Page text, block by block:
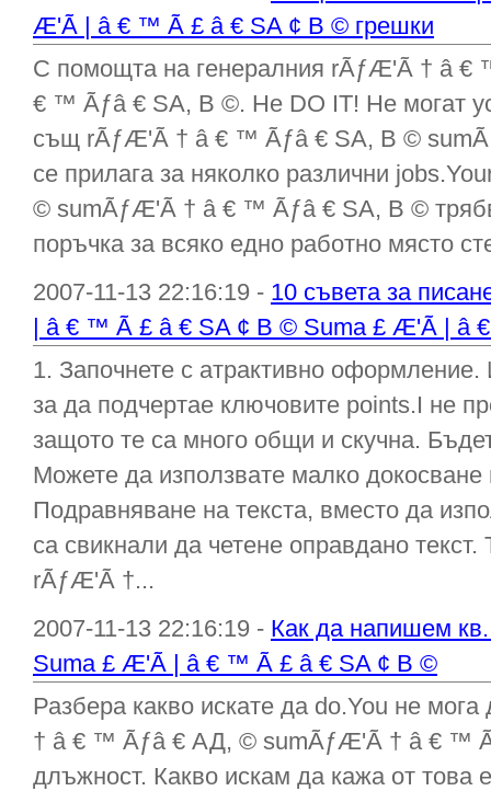
Æ'Ã | â € ™ Ã £ â € SA ¢ В © грешки
С помощта на генералния rÃƒÆ'Ã † â
€ ™ Ãƒâ € SA, В ©. Не DO IT! Не могат
същ rÃƒÆ'Ã † â € ™ Ãƒâ € SA, В ©
се прилага за няколко различни
© sumÃƒÆ'Ã † â € ™ Ãƒâ € SA, В ©
поръчка за всяко едно работно място
2007-11-13 22:16:19 - 10 съвета за
| â € ™ Ã £ â € SA ¢ В © Suma £ Æ'Ã | â
1. Започнете с атрактивно оформление.
за да подчертае ключовите points.I не
защото те са много общи и скучна.
Можете да използвате малко докосване
Подравняване на текста, вместо да
са свикнали да четене оправдано
rÃƒÆ'Ã †...
2007-11-13 22:16:19 - Как да напишем
Suma £ Æ'Ã | â € ™ Ã £ â € SA ¢ В ©
Разбера какво искате да do.You не
† â € ™ Ãƒâ € АД, © sumÃƒÆ'Ã † â € ™
длъжност. Какво искам да кажа от това